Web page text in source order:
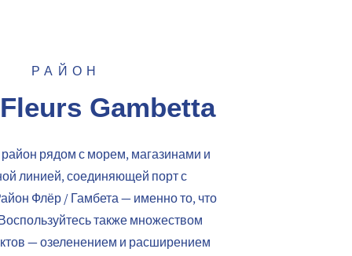
РАЙОН
Gambetta
рядом с морем, магазинами и
линией, соединяющей порт с
Флёр / Гамбета — именно то, что
также множеством
— озеленением и расширением